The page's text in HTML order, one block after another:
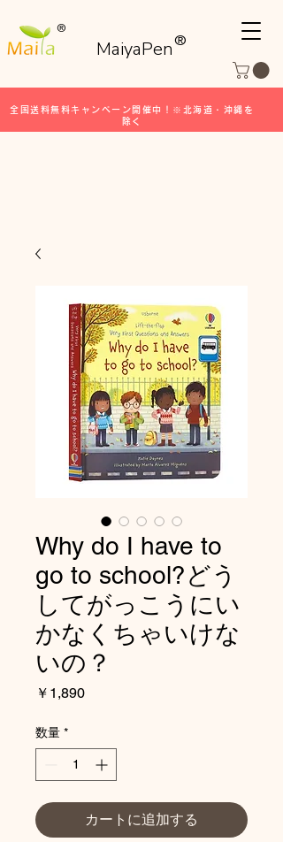
全国送料無料キャンペーン開催中！※北海道・沖縄を
除く
®
MaiyaPen ®
Why do I have to
go to school?どう
してがっこうにい
かなくちゃいけな
いの？
￥1,890価
数量 *
カートに追加する